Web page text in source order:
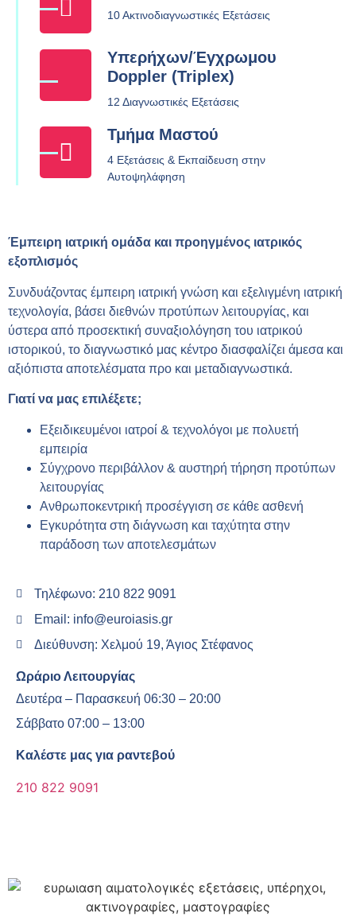
10 Ακτινοδιαγνωστικές Εξετάσεις
Υπερήχων/Έγχρωμου
Doppler (Triplex)
12 Διαγνωστικές Εξετάσεις
Τμήμα Μαστού
4 Εξετάσεις & Εκπαίδευση στην
Αυτοψηλάφηση
Έμπειρη ιατρική ομάδα και προηγμένος ιατρικός
εξοπλισμός
Συνδυάζοντας έμπειρη ιατρική γνώση και εξελιγμένη ιατρική
τεχνολογία, βάσει διεθνών προτύπων λειτουργίας, και
ύστερα από προσεκτική συναξιολόγηση του ιατρικού
ιστορικού, το διαγνωστικό μας κέντρο διασφαλίζει άμεσα και
αξιόπιστα αποτελέσματα προ και μεταδιαγνωστικά.
Γιατί να μας επιλέξετε;
Εξειδικευμένοι ιατροί & τεχνολόγοι με πολυετή
εμπειρία
Σύγχρονο περιβάλλον & αυστηρή τήρηση προτύπων
λειτουργίας
Ανθρωποκεντρική προσέγγιση σε κάθε ασθενή
Εγκυρότητα στη διάγνωση και ταχύτητα στην
παράδοση των αποτελεσμάτων
Τηλέφωνο: 210 822 9091
Email: info@euroiasis.gr
Διεύθυνση: Χελμού 19, Άγιος Στέφανος
Ωράριο Λειτουργίας
Δευτέρα – Παρασκευή 06:30 – 20:00
Σάββατο 07:00 – 13:00
Καλέστε μας για ραντεβού
210 822 9091